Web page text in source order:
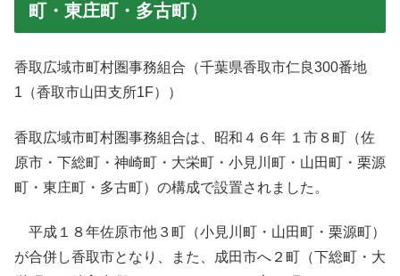
町・東庄町・多古町）
香取広域市町村圏事務組合（千葉県香取市仁良300番地
1（香取市山田支所1F））
香取広域市町村圏事務組合は、昭和４６年 １市８町（佐
原市・下総町・神崎町・大栄町・小見川町・山田町・栗源
町・東庄町・多古町）の構成で設置されました。
平成１８年佐原市他３町（小見川町・山田町・栗源町）
が合併し香取市となり、また、成田市へ２町（下総町・大